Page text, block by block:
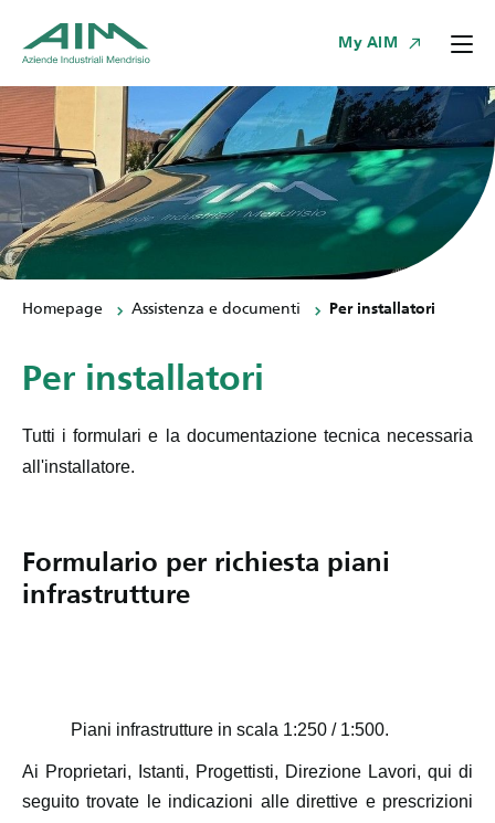
My AIM
Homepage Assistenza e documenti Per installatori
Per installatori
Tutti i formulari e la documentazione tecnica necessaria
all'installatore.
Formulario per richiesta piani
infrastrutture
Piani infrastrutture in scala 1:250 / 1:500.
Ai Proprietari, Istanti, Progettisti, Direzione Lavori, qui di
seguito trovate le indicazioni alle direttive e prescrizioni